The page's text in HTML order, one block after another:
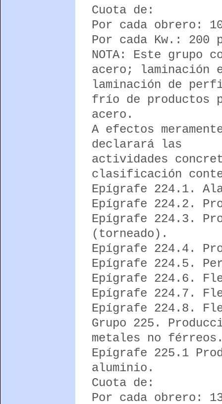
Cuota de:
Por cada obrero:
Por cada Kw.: 200
NOTA: Este grupo
acero;
laminación de
frío de productos
acero.
A efectos
declarará las
actividades
clasificación
Epígrafe 224.1.
Epígrafe 224.2.
Epígrafe 224.3.
(torneado).
Epígrafe 224.4.
Epígrafe 224.5.
Epígrafe 224.6.
Epígrafe 224.7.
Epígrafe 224.8.
Grupo 225.
metales no
Epígrafe 225.1
aluminio.
Cuota de:
Por cada obrero: